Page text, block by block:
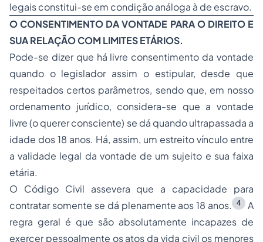
legais constitui-se em condição análoga à de escravo.
O CONSENTIMENTO DA VONTADE PARA O DIREITO E
SUA RELAÇÃO COM LIMITES ETÁRIOS.
Pode-se dizer que há livre consentimento da vontade
quando o legislador assim o estipular, desde que
respeitados certos parâmetros, sendo que, em nosso
ordenamento jurídico, considera-se que a vontade
livre (o querer consciente) se dá quando ultrapassada a
idade dos 18 anos. Há, assim, um estreito vínculo entre
a validade legal da vontade de um sujeito e sua faixa
etária.
O Código Civil assevera que a capacidade para
contratar somente se dá plenamente aos 18 anos. 4
A
regra geral é que são absolutamente incapazes de
exercer pessoalmente os atos da vida civil os menores